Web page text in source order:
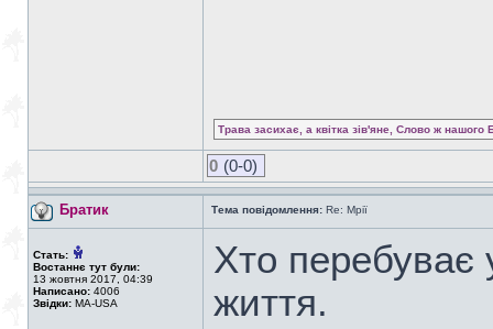
Трава засихає, а квітка зів'яне, Слово ж нашого
0 (0-0)
Братик Тема повідомлення: Re: Мрії
Стать:
Востаннє тут були:
13 жовтня 2017, 04:39
Написано: 4006
Звідки: MA-USA
Хто перебуває
життя.